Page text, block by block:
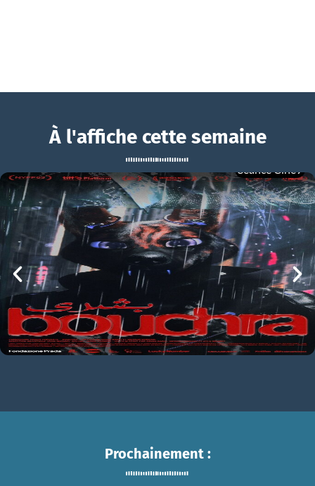
Minecraft, Le Film
Minecraft, Le Film Bande-annonce VF
À l'affiche cette semaine
BOUCHRA
mer 05/08
21h00
Prochainement :